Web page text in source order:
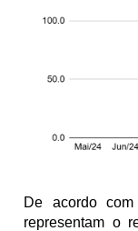
De acordo
representam o